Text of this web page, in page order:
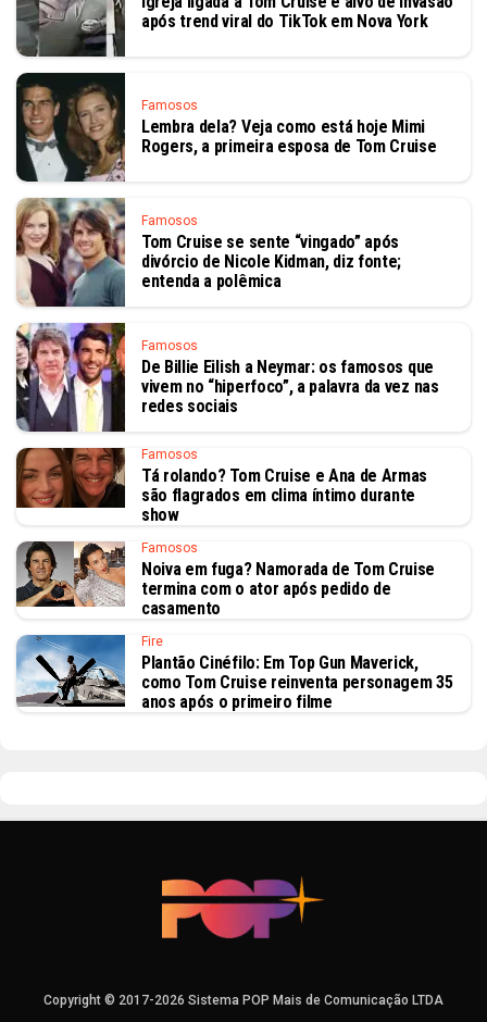
após trend viral do TikTok em Nova York
Famosos
Lembra dela? Veja como está hoje Mimi
Rogers, a primeira esposa de Tom Cruise
Famosos
Tom Cruise se sente “vingado” após
divórcio de Nicole Kidman, diz fonte;
entenda a polêmica
Famosos
De Billie Eilish a Neymar: os famosos que
vivem no “hiperfoco”, a palavra da vez nas
redes sociais
Famosos
Tá rolando? Tom Cruise e Ana de Armas
são flagrados em clima íntimo durante
show
Famosos
Noiva em fuga? Namorada de Tom Cruise
termina com o ator após pedido de
casamento
Fire
Plantão Cinéfilo: Em Top Gun Maverick,
como Tom Cruise reinventa personagem 35
anos após o primeiro filme
Copyright © 2017-2026 Sistema POP Mais de Comunicação LTDA